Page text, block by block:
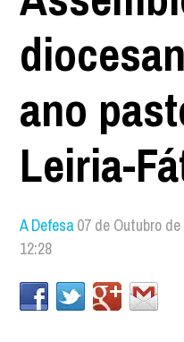
ano
Leiria-
A Defesa07 de Outubro
12:28